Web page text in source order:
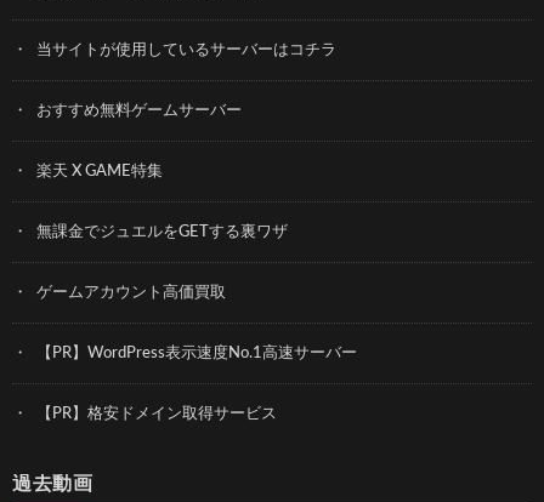
当サイトが使用しているサーバーはコチラ
おすすめ無料ゲームサーバー
楽天 X GAME特集
無課金でジュエルをGETする裏ワザ
ゲームアカウント高価買取
【PR】WordPress表示速度No.1高速サーバー
【PR】格安ドメイン取得サービス
過去動画